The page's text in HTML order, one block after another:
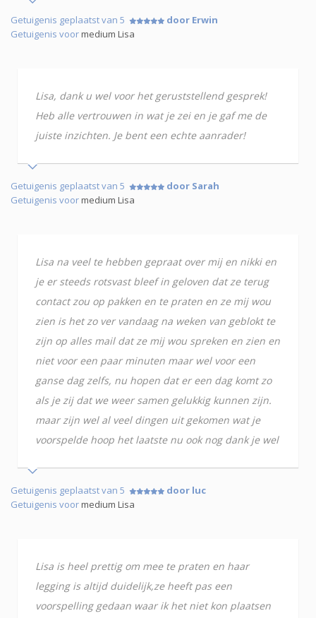
Getuigenis geplaatst van 5
door Erwin
Getuigenis voormedium Lisa
Lisa, dank u wel voor het geruststellend gesprek!
Heb alle vertrouwen in wat je zei en je gaf me de
juiste inzichten. Je bent een echte aanrader!
Getuigenis geplaatst van 5
door Sarah
Getuigenis voormedium Lisa
Lisa na veel te hebben gepraat over mij en nikki en
je er steeds rotsvast bleef in geloven dat ze terug
contact zou op pakken en te praten en ze mij wou
zien is het zo ver vandaag na weken van geblokt te
zijn op alles mail dat ze mij wou spreken en zien en
niet voor een paar minuten maar wel voor een
ganse dag zelfs, nu hopen dat er een dag komt zo
als je zij dat we weer samen gelukkig kunnen zijn.
maar zijn wel al veel dingen uit gekomen wat je
voorspelde hoop het laatste nu ook nog dank je wel
Getuigenis geplaatst van 5
door luc
Getuigenis voormedium Lisa
Lisa is heel prettig om mee te praten en haar
legging is altijd duidelijk,ze heeft pas een
voorspelling gedaan waar ik het niet kon plaatsen